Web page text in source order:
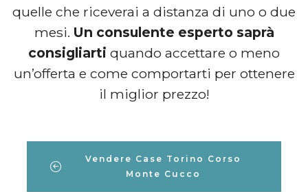
quelle che riceverai a distanza di uno o due
mesi. Un consulente esperto saprà
consigliarti quando accettare o meno
un’offerta e come comportarti per ottenere
il miglior prezzo!
Vendere Case Torino Corso
Monte Cucco